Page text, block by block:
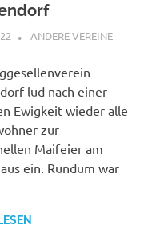
BÜRGERVEREIN
ANDERE VEREINE
lud nach einer
Ewigkeit wieder alle
zur
Maifeier am
ein. Rundum war